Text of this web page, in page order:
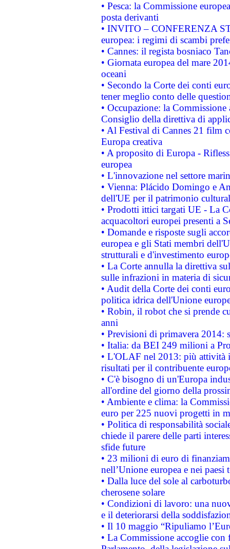
• Pesca: la Commissione
posta derivanti
• INVITO – CONFERENZA
europea: i regimi di scambi
• Cannes: il regista bosniaco
• Giornata europea del mare
oceani
• Secondo la Corte dei conti
tener meglio conto delle
• Occupazione: la
Consiglio della direttiva di
• Al Festival di Cannes 21 film
Europa creativa
• A proposito di Europa -
europea
• L'innovazione nel settore
• Vienna: Plácido Domingo e
dell'UE per il patrimonio
• Prodotti ittici targati UE - La
acquacoltori europei presenti a
• Domande e risposte sugli
europea e gli Stati membri
strutturali e d'investimento
• La Corte annulla la direttiva
sulle infrazioni in materia di
• Audit della Corte dei conti
politica idrica dell'Unione
• Robin, il robot che si prende
anni
• Previsioni di primavera 2014:
• Italia: da BEI 249 milioni a
• L'OLAF nel 2013: più attività
risultati per il contribuente
• C'è bisogno di un'Europa
all'ordine del giorno della
• Ambiente e clima: la
euro per 225 nuovi progetti in
• Politica di responsabilità
chiede il parere delle parti
sfide future
• 23 milioni di euro di
nell’Unione europea e nei paesi
• Dalla luce del sole al
cherosene solare
• Condizioni di lavoro: una
e il deteriorarsi della
• Il 10 maggio “Ripuliamo
• La Commissione accoglie